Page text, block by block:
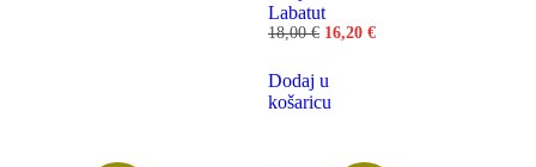
Labatut
18,00€ 16,20 €
Dodaj u
košaricu